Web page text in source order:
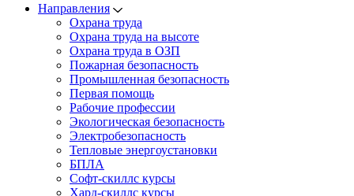
Направления
Охрана труда
Охрана труда на высоте
Охрана труда в ОЗП
Пожарная безопасность
Промышленная безопасность
Первая помощь
Рабочие профессии
Экологическая безопасность
Электробезопасность
Тепловые энергоустановки
БПЛА
Софт-скиллс курсы
Хард-скиллс курсы